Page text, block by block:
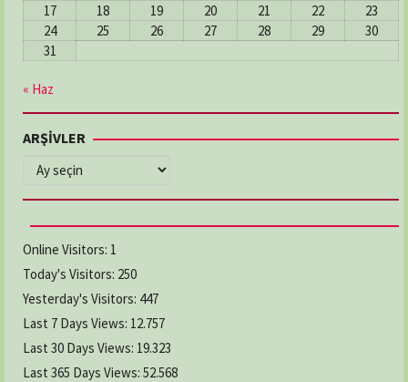
17
18 19 20 21 22
23
24
25 26 27 28 29
30
31
« Haz
ARŞİVLER
ARŞİVLER
Online Visitors: 1
Today's Visitors: 250
Yesterday's Visitors: 447
Last 7 Days Views: 12.757
Last 30 Days Views: 19.323
Last 365 Days Views: 52.568